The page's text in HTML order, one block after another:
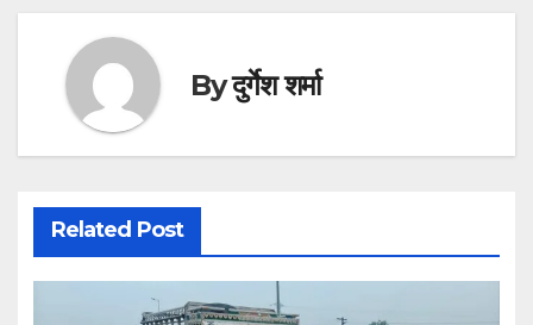
Byदुर्गेश शर्मा
Related Post